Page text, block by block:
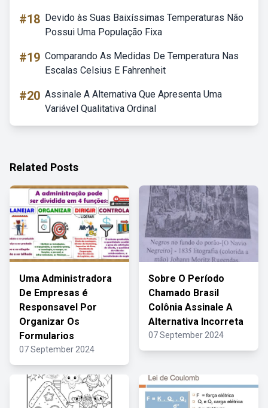
#18 Devido às Suas Baixíssimas Temperaturas Não
Possui Uma População Fixa
#19 Comparando As Medidas De Temperatura Nas
Escalas Celsius E Fahrenheit
#20 Assinale A Alternativa Que Apresenta Uma
Variável Qualitativa Ordinal
Related Posts
Uma Administradora
De Empresas é
Responsavel Por
Organizar Os
Formularios
07 September 2024
Sobre O Período
Chamado Brasil
Colônia Assinale A
Alternativa Incorreta
07 September 2024